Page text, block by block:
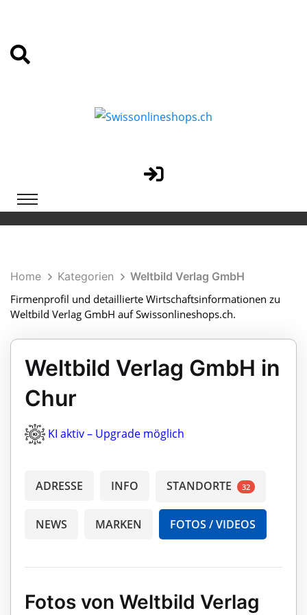
Home Kategorien
Weltbild Verlag GmbH
Firmenprofil und detaillierte Wirtschaftsinformationen zu
Weltbild Verlag GmbH auf Swissonlineshops.ch.
Weltbild Verlag GmbH in
Chur
KI aktiv – Upgrade möglich
ADRESSE INFO STANDORTE 32
NEWS MARKEN FOTOS / VIDEOS
Fotos von Weltbild Verlag